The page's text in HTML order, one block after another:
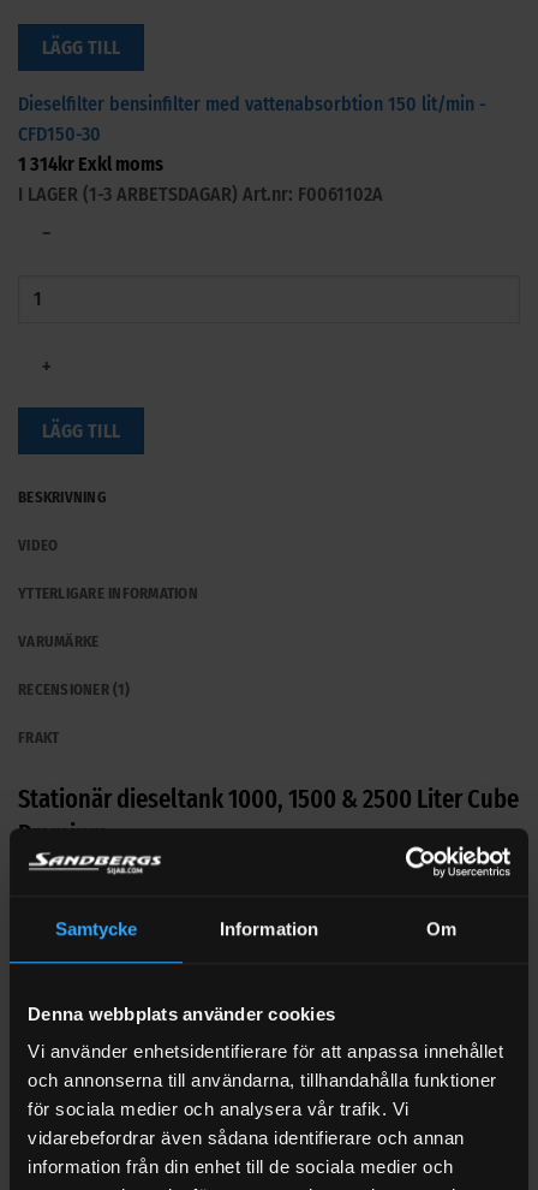
Samtycke Information Om
Denna webbplats använder cookies
Vi använder enhetsidentifierare för att anpassa innehållet
och annonserna till användarna, tillhandahålla funktioner
för sociala medier och analysera vår trafik. Vi
vidarebefordrar även sådana identifierare och annan
information från din enhet till de sociala medier och
LÄGG TILL
Dieselfilter bensinfilter med vattenabsorbtion 150 lit/min -
CFD150-30
1 314kr Exkl moms
I LAGER (1-3 ARBETSDAGAR) Art.nr: F0061102A
−
+
LÄGG TILL
BESKRIVNING
VIDEO
YTTERLIGARE INFORMATION
VARUMÄRKE
RECENSIONER (1)
FRAKT
Stationär dieseltank 1000, 1500 & 2500 Liter Cube
Premium
Godkänd för 12 års besiktningsintervall!
Cube Premium stationär dieseltank har en smart, säker, kraftig
och robust konstruktion med dubbla väggar som uppfyller
Sverige och har 12 års besiktningsintervall.
Finns i storlekar 1000 liter, 1500 liter, 2500 liter men kan
också seriekopplas och bli 5000 liter till 7500 liter.
Premium – Färdigmonterad pumputrustning, allt som behövs!
I Premiumpaketet ingår dieselpump, tankmunstycke med 8